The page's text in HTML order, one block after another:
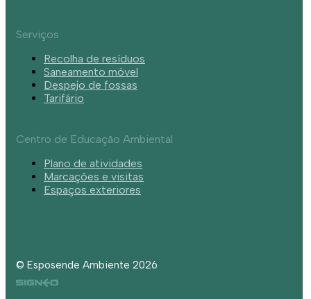
Serviços
Recolha de resíduos
Saneamento móvel
Despejo de fossas
Tarifário
Centro de Educação Ambiental
Plano de atividades
Marcações e visitas
Espaços exteriores
© Esposende Ambiente 2026